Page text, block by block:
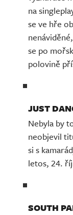
na
se ve hře
se po
polovině
JUST
Nebyla by
neobjevil
si s
letos, 24.
SOUTH